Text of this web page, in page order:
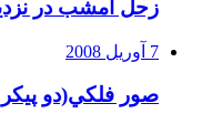
زحل امشب در
7 آوریل 2008
صور فلكي(دو